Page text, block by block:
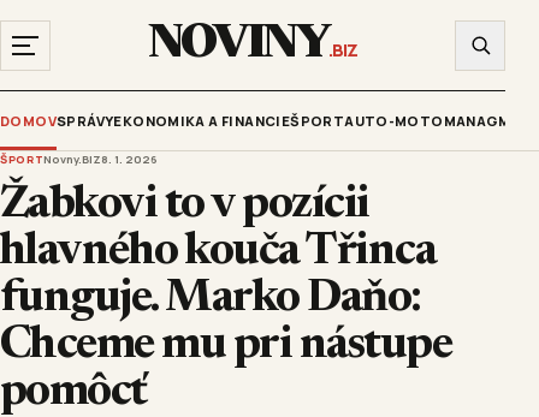
NOVINY.BIZ
DOMOVSPRÁVYEKONOMIKA A FINANCIEŠPORTAUTO-MOTO
ŠPORTNovny.BIZ8. 1. 2026
Žabkovi to v pozícii
hlavného kouča Třinca
funguje. Marko Daňo:
Chceme mu pri nástupe
pomôcť